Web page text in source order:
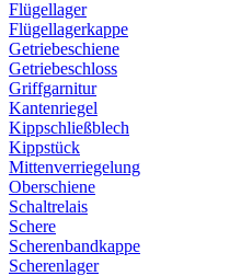
Flügellager
Flügellagerkappe
Getriebeschiene
Getriebeschloss
Griffgarnitur
Kantenriegel
Kippschließblech
Kippstück
Mittenverriegelung
Oberschiene
Schaltrelais
Schere
Scherenbandkappe
Scherenlager